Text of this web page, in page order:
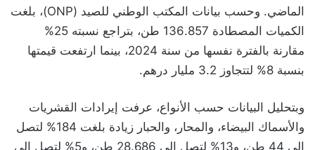
الماضي. وحسب بيانات المكتب الوطني للصيد (ONP)، بلغت
الكميات المصطادة 136.857 طن، بتراجع نسبته 25%
مقارنة بالفترة نفسها من سنة 2024، بينما ارتفعت قيمتها
بنسبة 8% لتتجاوز 3.2 مليار درهم.
وبتحليل البيانات حسب الأنواع، عرفت إيرادات القشريات
والأسماك البيضاء، والمحار، والحبار زيادة بلغت 184% لتصل
إلى 44 طن، و13% لتصل إلى 28.686 طن، و5% لتصل إلى